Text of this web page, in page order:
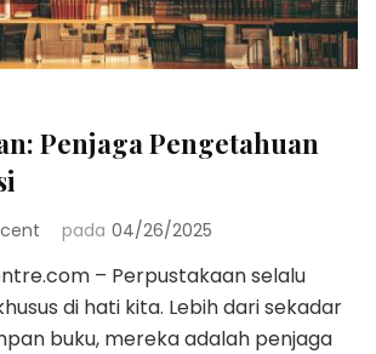
Penjaga Pengetahuan
pada 04/26/2025
– Perpustakaan selalu
di hati kita. Lebih dari sekadar
buku, mereka adalah penjaga